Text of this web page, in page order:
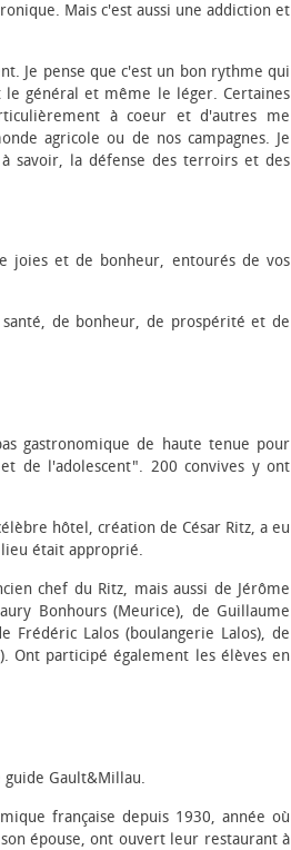
Mais c'est aussi une addiction et
Je pense que c'est un bon rythme qui
le général et même le léger. Certaines
à cœur et d'autres me
agricole ou de nos campagnes. Je
savoir, la défense des terroirs et des
joies et de bonheur, entourés de vos
de bonheur, de prospérité et de
gastronomique de haute tenue pour
de l'adolescent". 200 convives y ont
hôtel, création de César Ritz, a eu
était approprié.
chef du Ritz, mais aussi de Jérôme
Bonhours (Meurice), de Guillaume
Frédéric Lalos (boulangerie Lalos), de
Ont participé également les élèves en
Gault&Millau.
française depuis 1930, année où
épouse, ont ouvert leur restaurant à